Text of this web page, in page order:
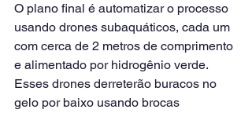
O plano final é automatizar o processo
usando drones subaquáticos, cada um
com cerca de 2 metros de comprimento
e alimentado por hidrogênio verde.
Esses drones derreterão buracos no
gelo por baixo usando brocas